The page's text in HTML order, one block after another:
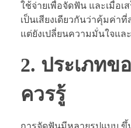
ใช้จ่ายเพื่อจัดฟัน และเมื่อ
เป็นเสียงเดียวกันว่าคุ้มค่า
แต่ยังเปลี่ยนความมั่นใจแ
2. ประเภทข
ควรรู้
การจัดฟันมีหลายรูปแบบ ขึ้